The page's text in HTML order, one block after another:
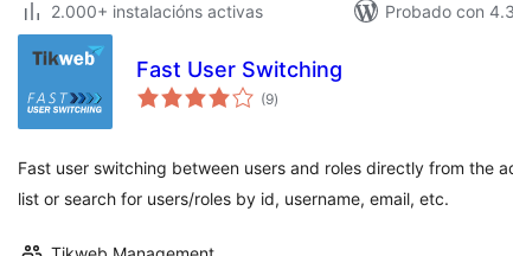
2.000+ instalacións activas
Probado con
Fast User Switching
(9valoracións
totais
)
Fast user switching between users and roles directly from the
list or search for users/roles by id, username, email, etc.